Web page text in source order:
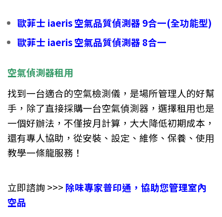
歐菲士 iaeris 空氣品質偵測器 9合一(全功能型)
歐菲士 iaeris 空氣品質偵測器 8合一
空氣偵測器租用
找到一台適合的空氣檢測儀，是場所管理人的好幫
手，除了直接採購一台空氣偵測器，選擇租用也是
一個好辦法，不僅按月計算，大大降低初期成本，
還有專人協助，從安裝、設定、維修、保養、使用
教學一條龍服務！
立即諮詢 >>> 除味專家普印通，協助您管理室內
空品